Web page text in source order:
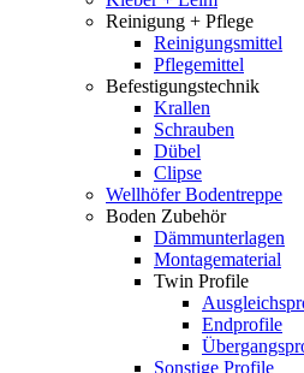
Reinigung + Pflege
Reinigungsmittel
Pflegemittel
Befestigungstechnik
Krallen
Schrauben
Dübel
Clipse
Wellhöfer Bodentreppe
Boden Zubehör
Dämmunterlagen
Montagematerial
Twin Profile
Endprofile
Sonstige Profile